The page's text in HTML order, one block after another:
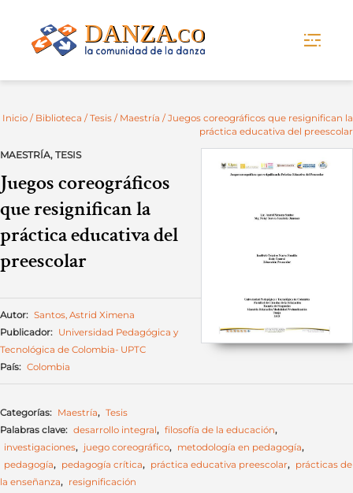
Inicio / Biblioteca / Tesis / Maestría / Juegos coreográficos que resignifican la
práctica educativa del preescolar
MAESTRÍA, TESIS
Juegos coreográficos
que resignifican la
práctica educativa del
preescolar
Autor: Santos, Astrid Ximena
Publicador: Universidad Pedagógica y
Tecnológica de Colombia- UPTC
País: Colombia
Categorías: Maestría, Tesis
Palabras clave: desarrollo integral, filosofía de la educación,
investigaciones, juego coreográfico, metodología en pedagogía,
pedagogía, pedagogía crítica, práctica educativa preescolar,
prácticas de
la enseñanza, resignificación